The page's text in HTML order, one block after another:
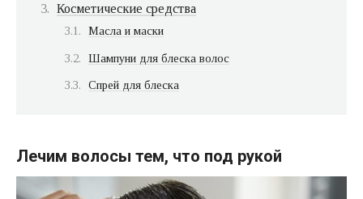
Косметические средства
Масла и маски
Шампуни для блеска волос
Спрей для блеска
Лечим волосы тем, что под рукой